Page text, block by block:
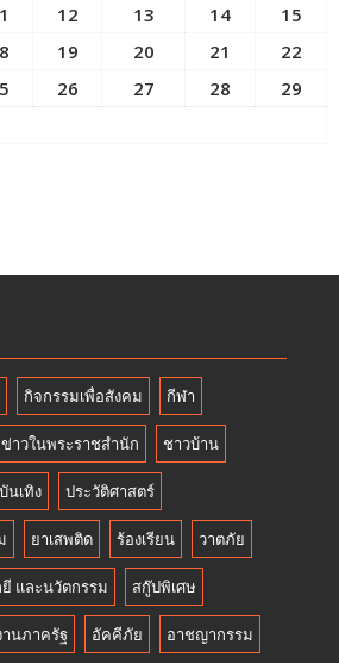
12 13 14
15
19 20 21
22
26 27 28
29
กิจกรรมเพื่อสังคม กีฬา
ข่าวในพระราชสำนัก ชาวบ้าน
บันเทิง ประวัติศาสตร์
ยาเสพติด ร้องเรียน วาตภัย
และนวัตกรรม สกู๊ปพิเศษ
นภาครัฐ อัคคีภัย อาชญากรรม